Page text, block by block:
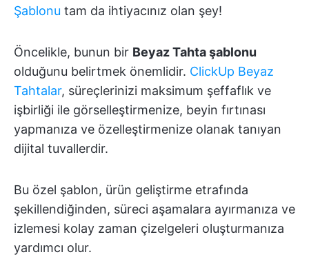
Şablonu tam da ihtiyacınız olan şey!
Öncelikle, bunun bir Beyaz Tahta şablonu
olduğunu belirtmek önemlidir. ClickUp Beyaz
Tahtalar, süreçlerinizi maksimum şeffaflık ve
işbirliği ile görselleştirmenize, beyin fırtınası
yapmanıza ve özelleştirmenize olanak tanıyan
dijital tuvallerdir.
Bu özel şablon, ürün geliştirme etrafında
şekillendiğinden, süreci aşamalara ayırmanıza ve
izlemesi kolay zaman çizelgeleri oluşturmanıza
yardımcı olur.